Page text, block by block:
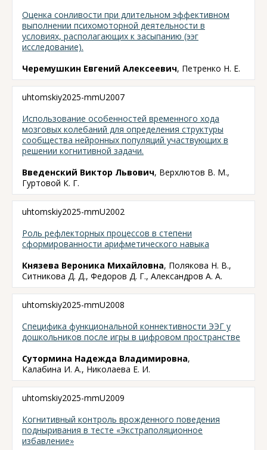
Оценка сонливости при длительном эффективном
выполнении психомоторной деятельности в
условиях, располагающих к засыпанию (ээг
исследование).
Черемушкин Евгений Алексеевич, Петренко Н. Е.
uhtomskiy2025-mmU2007
Использование особенностей временного хода
мозговых колебаний для определения структуры
сообщества нейронных популяций участвующих в
решении когнитивной задачи.
Введенский Виктор Львович, Верхлютов В. М.,
Гуртовой К. Г.
uhtomskiy2025-mmU2002
Роль рефлекторных процессов в степени
сформированности арифметического навыка
Князева Вероника Михайловна, Полякова Н. В.,
Ситникова Д. Д., Федоров Д. Г., Александров А. А.
uhtomskiy2025-mmU2008
Cпецифика функциональной коннективности ЭЭГ у
дошкольников после игры в цифровом пространстве
Сутормина Надежда Владимировна,
Калабина И. А., Николаева Е. И.
uhtomskiy2025-mmU2009
Когнитивный контроль врожденного поведения
подныривания в тесте «Экстраполяционное
избавление»